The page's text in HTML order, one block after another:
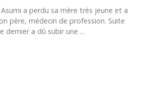
a perdu sa mère très jeune et a
père, médecin de profession. Suite
dernier a dû subir une ...